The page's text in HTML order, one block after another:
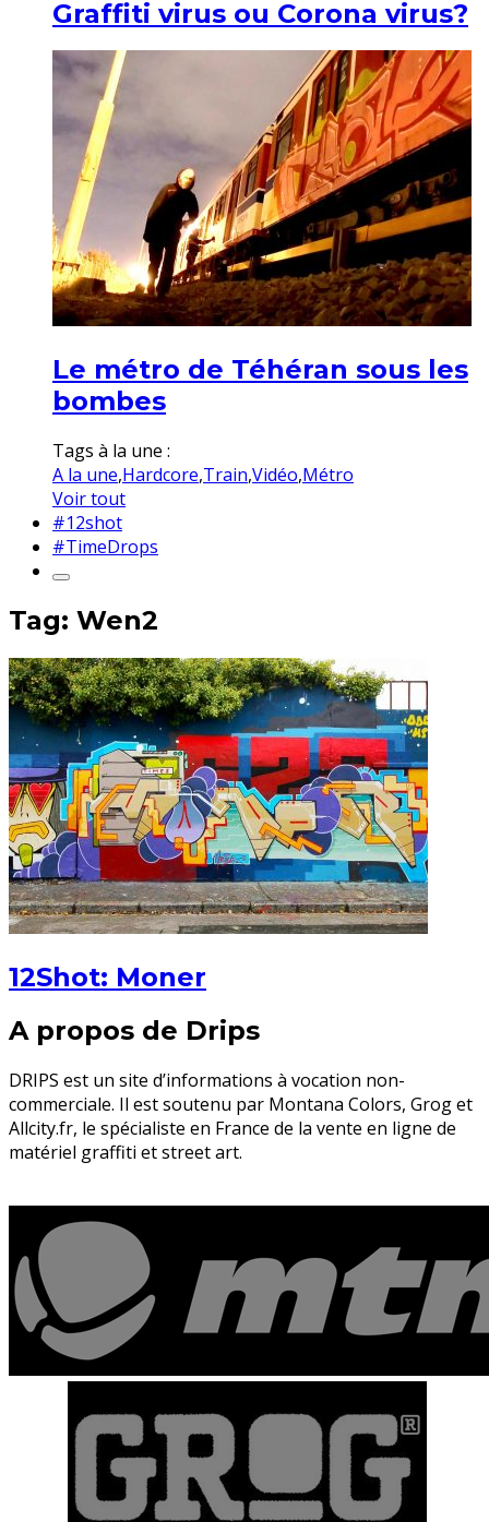
Graffiti virus ou Corona virus?
Le métro de Téhéran sous les
bombes
Tags à la une :
A la une,Hardcore,Train,Vidéo,Métro
Voir tout
#12shot
#TimeDrops
Tag: Wen2
12Shot: Moner
A propos de Drips
DRIPS est un site d’informations à vocation non-
commerciale. Il est soutenu par Montana Colors, Grog et
Allcity.fr, le spécialiste en France de la vente en ligne de
matériel graffiti et street art.